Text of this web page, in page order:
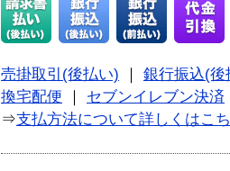
売掛取引(後払い)
銀行振込(後
換宅配便
セブンイレブン決済
⇒支払方法について詳しくはこ